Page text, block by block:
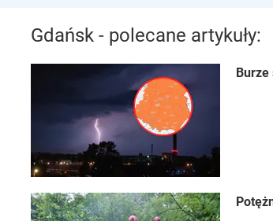
Gdańsk - polecane artykuły: